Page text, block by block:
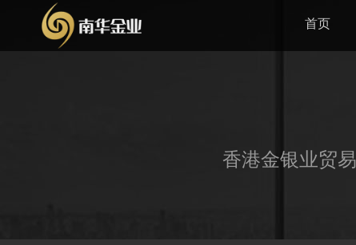
首页
香港金银业贸